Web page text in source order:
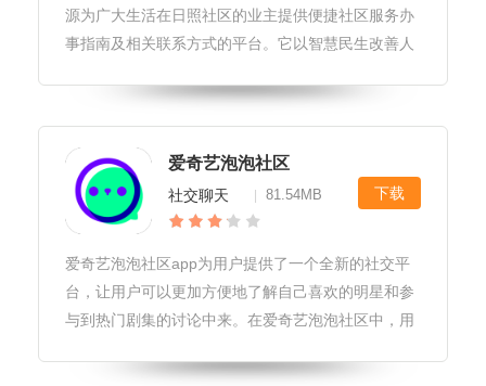
源为广大生活在日照社区的业主提供便捷社区服务办
事指南及相关联系方式的平台。它以智慧民生改善人
网、云计算等新一代信息技术，为社区用户打造一个
便捷、舒适、安全的智慧生活环境。软件特色便捷的
社区服务：用户可以随时随地使用app查询社区信
息、预约服务、报修等，无需前往社区办公室或相关
部门。实时新闻推送：app会根据
爱奇艺泡泡社区
社交聊天 81.54MB 下载
爱奇艺泡泡社区app为用户提供了一个全新的社交平
台，让用户可以更加方便地了解自己喜欢的明星和参
与到热门剧集的讨论中来。在爱奇艺泡泡社区中，用
荐，还可以和其他粉丝一起交流心得体会，分享自己